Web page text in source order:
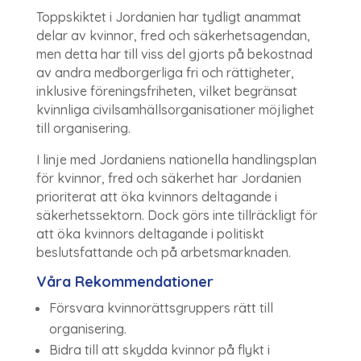
Toppskiktet i Jordanien har tydligt anammat
delar av kvinnor, fred och säkerhetsagendan,
men detta har till viss del gjorts på bekostnad
av andra medborgerliga fri och rättigheter,
inklusive föreningsfriheten, vilket begränsat
kvinnliga civilsamhällsorganisationer möjlighet
till organisering.
I linje med Jordaniens nationella handlingsplan
för kvinnor, fred och säkerhet har Jordanien
prioriterat att öka kvinnors deltagande i
säkerhetssektorn. Dock görs inte tillräckligt för
att öka kvinnors deltagande i politiskt
beslutsfattande och på arbetsmarknaden.
Våra Rekommendationer
Försvara kvinnorättsgruppers rätt till
organisering.
Bidra till att skydda kvinnor på flykt i